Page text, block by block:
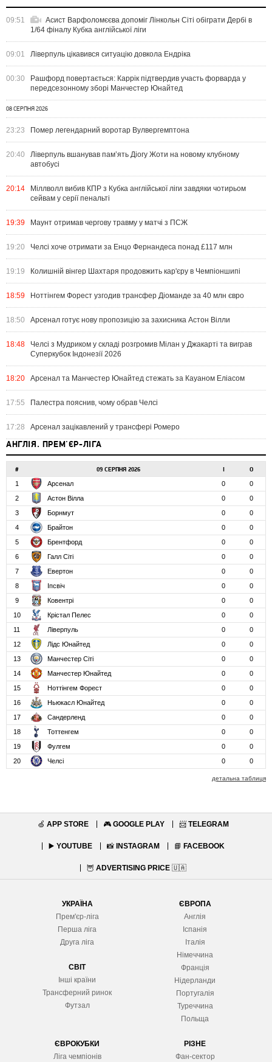
09:51
Асист Варфоломєєва допоміг Лінкольн Сіті обіграти Дербі в
1/64 фіналу Кубка англійської ліги
09:01 Ліверпуль цікавився ситуацію довкола Ендріка
00:30
Рашфорд повертається: Каррік підтвердив участь форварда у
передсезонному зборі Манчестер Юнайтед
08 СЕРПНЯ 2026
23:23 Помер легендарний воротар Вулвергемптона
20:40
Ліверпуль вшанував пам’ять Діогу Жоти на новому клубному
автобусі
20:14
Міллволл вибив КПР з Кубка англійської ліги завдяки чотирьом
сейвам у серії пенальті
19:39 Маунт отримав чергову травму у матчі з ПСЖ
19:20 Челсі хоче отримати за Енцо Фернандеса понад £117 млн
19:19 Колишній вінгер Шахтаря продовжить кар'єру в Чемпіоншипі
18:59 Ноттінгем Форест узгодив трансфер Діоманде за 40 млн євро
18:50 Арсенал готує нову пропозицію за захисника Астон Вілли
18:48
Челсі з Мудриком у складі розгромив Мілан у Джакарті та виграв
Суперкубок Індонезії 2026
18:20 Арсенал та Манчестер Юнайтед стежать за Кауаном Еліасом
17:55 Палестра пояснив, чому обрав Челсі
17:28 Арсенал зацікавлений у трансфері Ромеро
АНГЛІЯ. ПРЕМ'ЄР-ЛІГА
# 09 СЕРПНЯ 2026 І О
1 Арсенал 0
0
2
Астон Вілла 0
0
3
Борнмут 0
0
4
Брайтон 0
0
5
Брентфорд 0
0
6
Галл Сіті 0
0
7
Евертон 0
0
8
Іпсвіч 0
0
9
Ковентрі 0
0
10
Крістал Пелес 0
0
11
Ліверпуль 0
0
12
Лідс Юнайтед 0
0
13
Манчестер Сіті 0
0
14
Манчестер Юнайтед 0
0
15
Ноттінгем Форест 0
0
16
Ньюкасл Юнайтед 0
0
17
Сандерленд 0
0
18
Тоттенгем 0
0
19
Фулгем 0
0
20
Челсі 0 0
детальна таблиця
🍏 APP STORE 🎮 GOOGLE PLAY 📨 TELEGRAM
▶️ YOUTUBE 📸 INSTAGRAM 📘 FACEBOOK
🦉 ADVERTISING PRICE 🇺🇦
УКРАЇНА
Прем'єр-ліга
Перша ліга
Друга ліга
СВІТ
Інші країни
Трансферний ринок
Футзал
ЄВРОПА
Англія
Іспанія
Італія
Німеччина
Франція
Нідерланди
Португалія
Туреччина
Польща
ЄВРОКУБКИ
Ліга чемпіонів
РІЗНЕ
Фан-сектор